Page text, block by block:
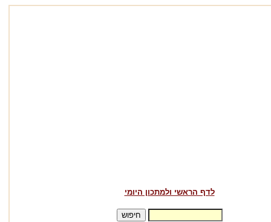
לדף הראשי ולמתכון היומי